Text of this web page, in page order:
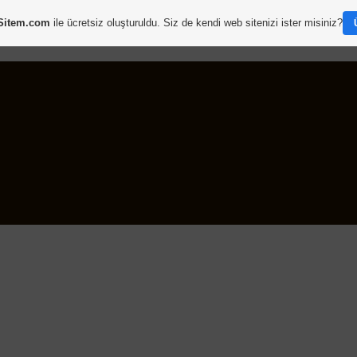
ile ücretsiz oluşturuldu. Siz de kendi web sitenizi ister misiniz?